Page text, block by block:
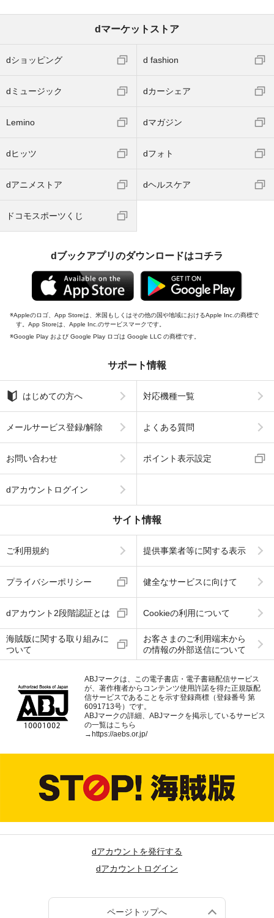
dマーケットストア
dショッピング d fashion
dミュージック dカーシェア
Lemino dマガジン
dヒッツ dフォト
dアニメストア dヘルスケア
ドコモスポーツくじ
dブックアプリのダウンロードはコチラ
Appleのロゴ、App Storeは、米国もしくはその他の国や地域におけるApple Inc.の商標で
す。App Storeは、Apple Inc.のサービスマークです。
Google Play および Google Play ロゴは Google LLC の商標です。
サポート情報
はじめての方へ 対応機種一覧
メールサービス登録/解除 よくある質問
お問い合わせ ポイント表示設定
dアカウントログイン
サイト情報
ご利用規約 提供事業者等に関する表示
プライバシーポリシー 健全なサービスに向けて
dアカウント2段階認証とは Cookieの利用について
海賊版に関する取り組みに
ついて
お客さまのご利用端末から
の情報の外部送信について
ABJマークは、この電子書店・電子書籍配信サービス
が、著作権者からコンテンツ使用許諾を得た正規版配
信サービスであることを示す登録商標（登録番号 第
6091713号）です。
ABJマークの詳細、ABJマークを掲示しているサービス
の一覧はこちら
→ https://aebs.or.jp/
dアカウントを発行する
dアカウントログイン
ページトップへ